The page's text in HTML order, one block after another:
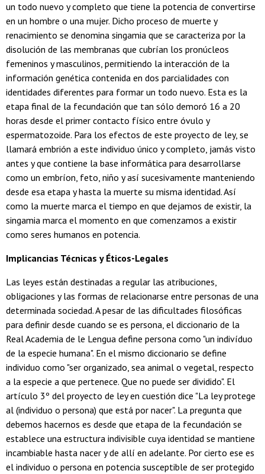
un todo nuevo y completo que tiene la potencia de convertirse
en un hombre o una mujer. Dicho proceso de muerte y
renacimiento se denomina singamia que se caracteriza por la
disolución de las membranas que cubrían los pronúcleos
femeninos y masculinos, permitiendo la interacción de la
información genética contenida en dos parcialidades con
identidades diferentes para formar un todo nuevo. Esta es la
etapa final de la fecundación que tan sólo demoró 16 a 20
horas desde el primer contacto físico entre óvulo y
espermatozoide. Para los efectos de este proyecto de ley, se
llamará embrión a este individuo único y completo, jamás visto
antes y que contiene la base informática para desarrollarse
como un embríon, feto, niño y así sucesivamente manteniendo
desde esa etapa y hasta la muerte su misma identidad. Así
como la muerte marca el tiempo en que dejamos de existir, la
singamia marca el momento en que comenzamos a existir
como seres humanos en potencia.
Implicancias Técnicas y Éticos-Legales
Las leyes están destinadas a regular las atribuciones,
obligaciones y las formas de relacionarse entre personas de una
determinada sociedad. A pesar de las dificultades filosóficas
para definir desde cuando se es persona, el diccionario de la
Real Academia de le Lengua define persona como "un indivíduo
de la especie humana". En el mismo diccionario se define
individuo como "ser organizado, sea animal o vegetal, respecto
a la especie a que pertenece. Que no puede ser dividido". El
artículo 3º del proyecto de ley en cuestión dice "La ley protege
al (individuo o persona) que está por nacer". La pregunta que
debemos hacernos es desde que etapa de la fecundación se
establece una estructura indivisible cuya identidad se mantiene
incambiable hasta nacer y de allí en adelante. Por cierto ese es
el individuo o persona en potencia susceptible de ser protegido